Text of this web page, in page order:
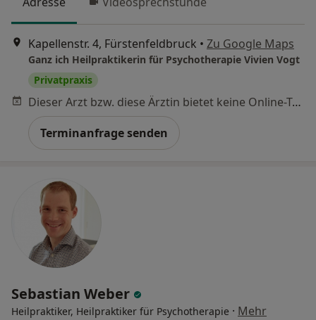
Kapellenstr. 4, Fürstenfeldbruck • Zu Google Maps
Ganz ich Heilpraktikerin für Psychotherapie Vivien Vogt
Privatpraxis
Dieser Arzt bzw. diese Ärztin bietet keine Online-Terminbuchung an diesem Standort an.
Terminanfrage senden
Sebastian Weber
Heilpraktiker, Heilpraktiker für Psychotherapie · Mehr